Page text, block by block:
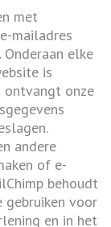
met
mailadres
elke
is
ontvangt onze
andere
of e-
behoudt
gebruiken voor
en in het